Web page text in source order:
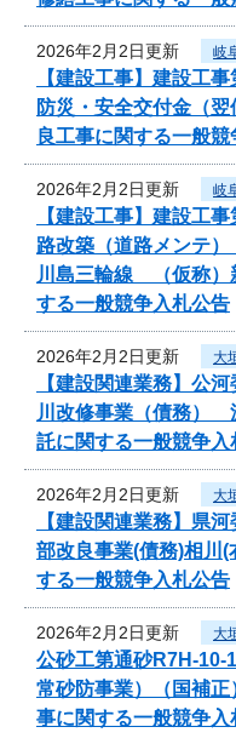
2026年2月2日更新 岐
【建設工事】建設工
防災・安全交付金（
良工事に関する一般
2026年2月2日更新 岐
【建設工事】建設工
路改築（道路メンテ
川島三輪線 （仮称
する一般競争入札公告
2026年2月2日更新 大
【建設関連業務】公
川改修事業（債務）
託に関する一般競争入
2026年2月2日更新 大
【建設関連業務】県
部改良事業(債務)相川(
する一般競争入札公告
2026年2月2日更新 大
公砂工第通砂R7H-10-
常砂防事業）（国補
事に関する一般競争入